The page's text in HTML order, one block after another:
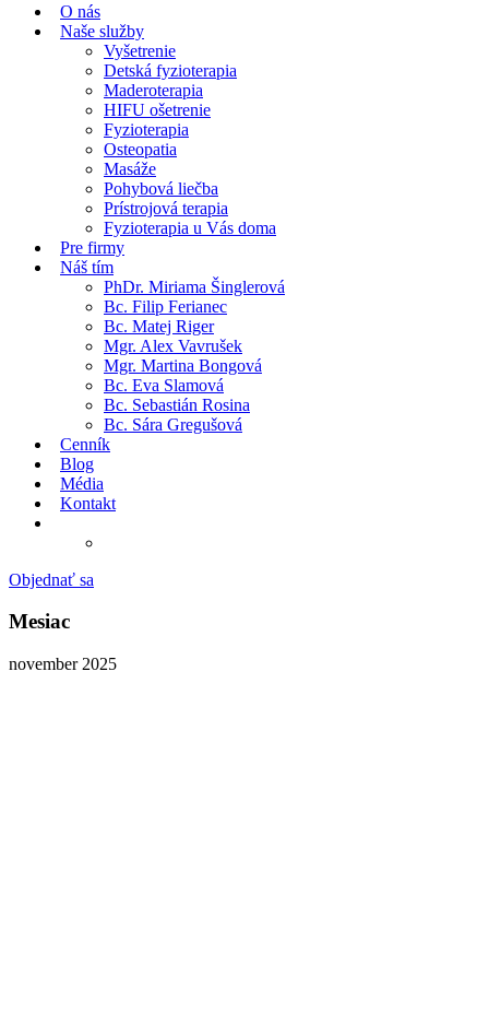
O nás
Naše služby
Vyšetrenie
Detská fyzioterapia
Maderoterapia
HIFU ošetrenie
Fyzioterapia
Osteopatia
Masáže
Pohybová liečba
Prístrojová terapia
Fyzioterapia u Vás doma
Pre firmy
Náš tím
PhDr. Miriama Šinglerová
Bc. Filip Ferianec
Bc. Matej Riger
Mgr. Alex Vavrušek
Mgr. Martina Bongová
Bc. Eva Slamová
Bc. Sebastián Rosina
Bc. Sára Gregušová
Cenník
Blog
Média
Kontakt
Objednať sa
Mesiac
november 2025